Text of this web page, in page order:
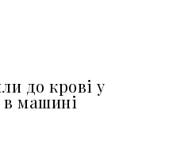
до крові у
в машині